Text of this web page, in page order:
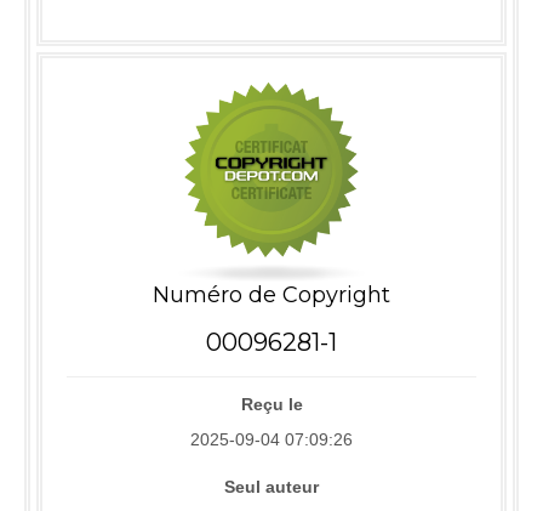
Numéro de Copyright
00096281-1
Reçu le
2025-09-04 07:09:26
Seul auteur